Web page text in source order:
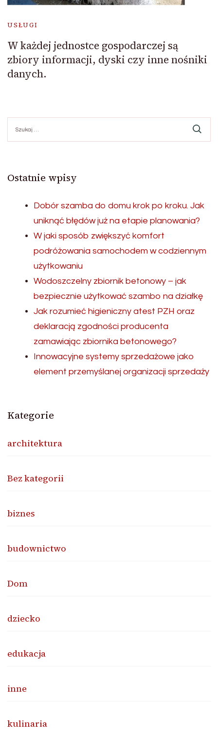
USŁUGI
W każdej jednostce gospodarczej są
zbiory informacji, dyski czy inne nośniki
danych.
Ostatnie wpisy
Dobór szamba do domu krok po kroku. Jak
uniknąć błędów już na etapie planowania?
W jaki sposób zwiększyć komfort
podróżowania samochodem w codziennym
użytkowaniu
Wodoszczelny zbiornik betonowy – jak
bezpiecznie użytkować szambo na działkę
Jak rozumieć higieniczny atest PZH oraz
deklaracją zgodności producenta
zamawiając zbiornika betonowego?
Innowacyjne systemy sprzedażowe jako
element przemyślanej organizacji sprzedaży
Kategorie
architektura
Bez kategorii
biznes
budownictwo
Dom
dziecko
edukacja
inne
kulinaria